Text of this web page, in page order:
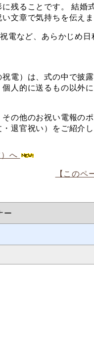
残ることです。 結婚
文章で気持ちを伝えま
電など、あらかじめ日
電）は、式の中で披
人的に送るもの以外
の他のお祝い電報の
退官祝い）をご紹介し
へ
【このペ
ー